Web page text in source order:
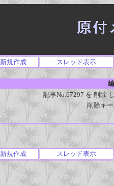
新規作成 スレッド表示
記事No.67297 を 削除
削除キ
新規作成 スレッド表示